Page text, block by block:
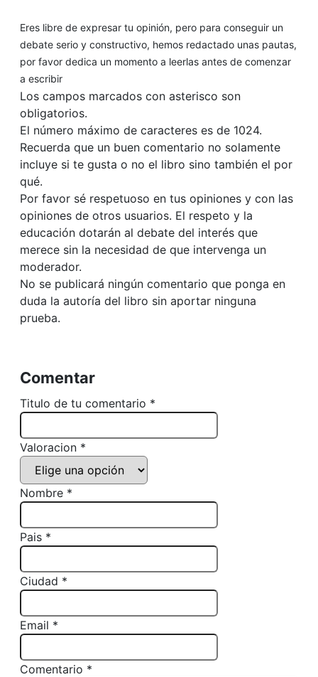
Eres libre de expresar tu opinión, pero para conseguir un
debate serio y constructivo, hemos redactado unas pautas,
por favor dedica un momento a leerlas antes de comenzar
a escribir
Los campos marcados con asterisco son
obligatorios.
El número máximo de caracteres es de 1024.
Recuerda que un buen comentario no solamente
incluye si te gusta o no el libro sino también el por
qué.
Por favor sé respetuoso en tus opiniones y con las
opiniones de otros usuarios. El respeto y la
educación dotarán al debate del interés que
merece sin la necesidad de que intervenga un
moderador.
No se publicará ningún comentario que ponga en
duda la autoría del libro sin aportar ninguna
prueba.
Comentar
Titulo de tu comentario *
Valoracion *
Nombre *
Pais *
Ciudad *
Email *
Comentario *